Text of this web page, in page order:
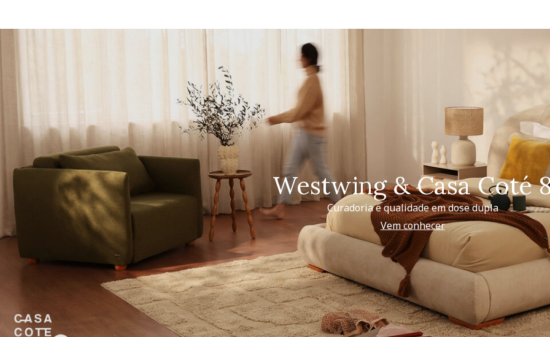
Westwing & Casa Coté
Curadoria e qualidade em dose dupla
Vem conhecer